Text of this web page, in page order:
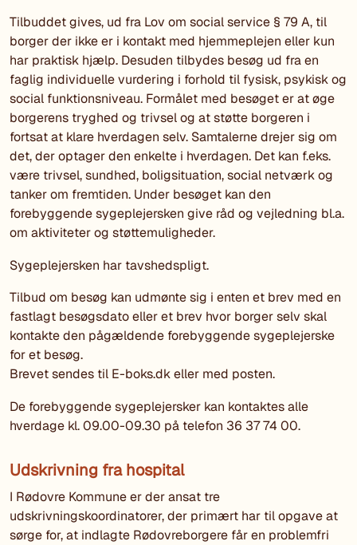
Tilbuddet gives, ud fra Lov om social service § 79 A, til
borger der ikke er i kontakt med hjemmeplejen eller kun
har praktisk hjælp. Desuden tilbydes besøg ud fra en
faglig individuelle vurdering i forhold til fysisk, psykisk og
social funktionsniveau. Formålet med besøget er at øge
borgerens tryghed og trivsel og at støtte borgeren i
fortsat at klare hverdagen selv. Samtalerne drejer sig om
det, der optager den enkelte i hverdagen. Det kan f.eks.
være trivsel, sundhed, boligsituation, social netværk og
tanker om fremtiden. Under besøget kan den
forebyggende sygeplejersken give råd og vejledning bl.a.
om aktiviteter og støttemuligheder.
Sygeplejersken har tavshedspligt.
Tilbud om besøg kan udmønte sig i enten et brev med en
fastlagt besøgsdato eller et brev hvor borger selv skal
kontakte den pågældende forebyggende sygeplejerske
for et besøg.
Brevet sendes til E-boks.dk eller med posten.
De forebyggende sygeplejersker kan kontaktes alle
hverdage kl. 09.00-09.30 på telefon 36 37 74 00.
Udskrivning fra hospital
I Rødovre Kommune er der ansat tre
udskrivningskoordinatorer, der primært har til opgave at
sørge for, at indlagte Rødovreborgere får en problemfri